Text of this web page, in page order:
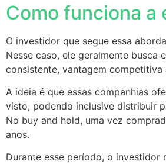
Como funciona a
O investidor que segue essa
Nesse caso, ele geralmente busca
consistente, vantagem
A ideia é que essas companhias
visto, podendo inclusive distribuir
No buy and hold, uma vez
anos.
Durante esse período, o investidor